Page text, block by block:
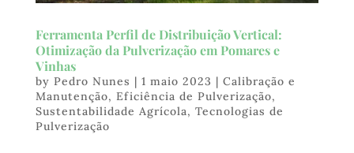
Ferramenta Perfil de Distribuição Vertical:
Otimização da Pulverização em Pomares e
Vinhas
by Pedro Nunes | 1 maio 2023 | Calibração e
Manutenção, Eficiência de Pulverização,
Sustentabilidade Agrícola, Tecnologias de
Pulverização